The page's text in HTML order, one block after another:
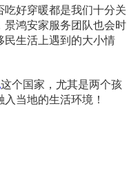
好穿暖都是我们十分关
鸿安家服务团队也会时
生活上遇到的大小情
这个国家，尤其是两个孩
当地的生活环境！